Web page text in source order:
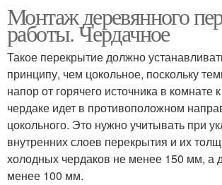
Монтаж деревянного
работы. Чердачное
Такое перекрытие должно
принципу, чем цокольное, поскольку
напор от горячего источника в комнате
чердаке идет в противоположном
цокольного. Это нужно учитывать при
внутренних слоев перекрытия и их
холодных чердаков не менее 150 мм, а
менее 100 мм.